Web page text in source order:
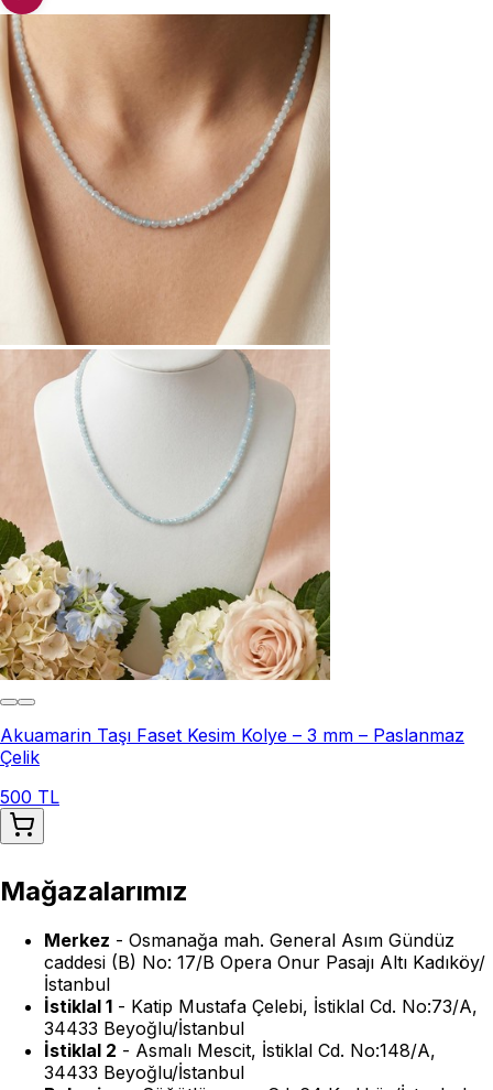
Akuamarin Taşı Faset Kesim Kolye – 3 mm – Paslanmaz
Çelik
500 TL
Mağazalarımız
Merkez - Osmanağa mah. General Asım Gündüz
caddesi (B) No: 17/B Opera Onur Pasajı Altı Kadıköy/
İstanbul
İstiklal 1 - Katip Mustafa Çelebi, İstiklal Cd. No:73/A,
34433 Beyoğlu/İstanbul
İstiklal 2 - Asmalı Mescit, İstiklal Cd. No:148/A,
34433 Beyoğlu/İstanbul